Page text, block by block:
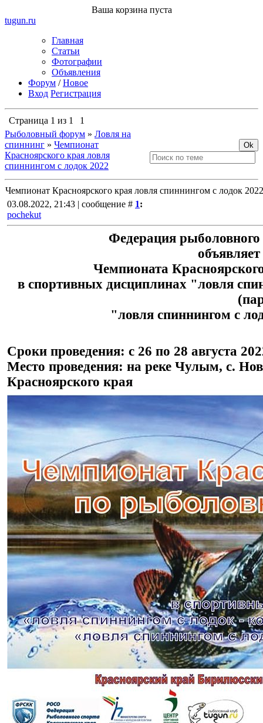
Ваша корзина пуста
tugun.ru
Главная
Статьи
Фотографии
Объявления
Форум /Новое
Вход Регистрация
Страница 1 из 1
1
Рыболовный форум » Ловля на
спиннинг » Чемпионат
Красноярского края ловля
спиннингом с лодок 2022
Чемпионат Красноярского края ловля спиннингом с лодок 2022
03.08.2022, 21:43 | сообщение # 1:
pochekut
Федерация
Чемпионата
в спортивных дисциплинах "ловля
"ловля спиннингом с
Сроки проведения: с 26 по 28 августа
Место проведения: на реке Чулым, с.
Красноярского края